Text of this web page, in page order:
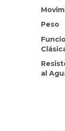
Peso
al